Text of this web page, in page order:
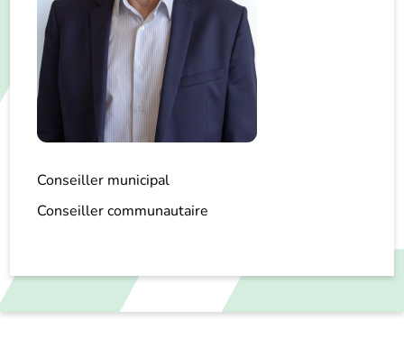
Conseiller municipal
Conseiller communautaire